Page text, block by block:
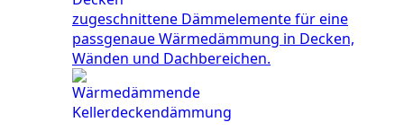
zugeschnittene Dämmelemente für eine
passgenaue Wärmedämmung in Decken,
Wänden und Dachbereichen.